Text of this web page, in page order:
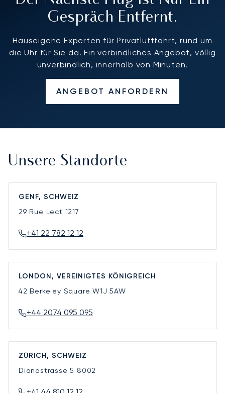
Gespräch Entfernt.
Hauseigene Experten für Privatluftfahrt, rund um
die Uhr für Sie da. Ein verbindliches Angebot, völlig
unverbindlich, innerhalb von Minuten.
ANGEBOT ANFORDERN
Unsere Standorte
GENF, SCHWEIZ
29 Rue Lect 1217
+41 22 782 12 12
LONDON, VEREINIGTES KÖNIGREICH
42 Berkeley SquareW1J 5AW
+44 2074 095 095
ZÜRICH, SCHWEIZ
Dianastrasse 5 8002